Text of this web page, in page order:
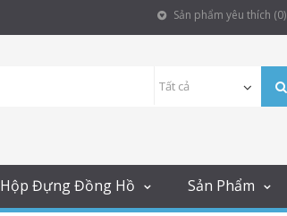
Sản phẩm yêu thích (0)
Hộp Đựng Đồng Hồ Sản Phẩm